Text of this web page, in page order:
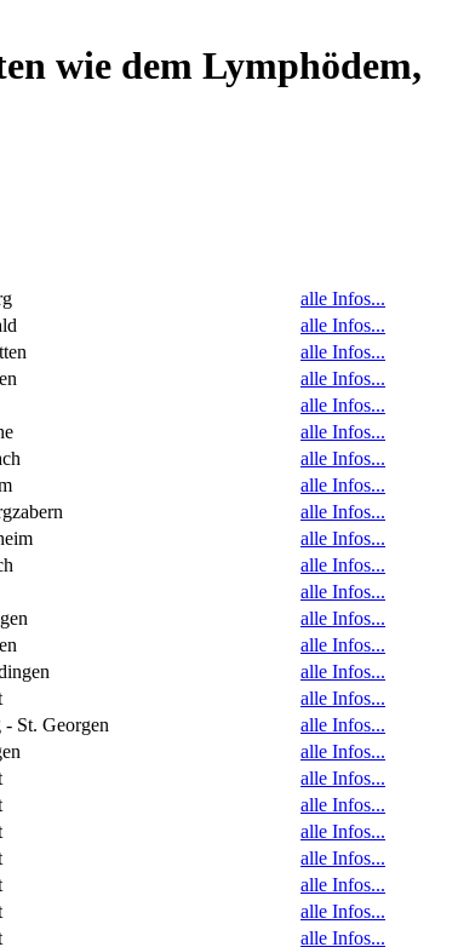
wie dem Lymphödem,
alle Infos...
alle Infos...
alle Infos...
alle Infos...
alle Infos...
alle Infos...
alle Infos...
alle Infos...
alle Infos...
alle Infos...
alle Infos...
alle Infos...
alle Infos...
alle Infos...
alle Infos...
alle Infos...
- St. Georgen
alle Infos...
alle Infos...
alle Infos...
alle Infos...
alle Infos...
alle Infos...
alle Infos...
alle Infos...
alle Infos...